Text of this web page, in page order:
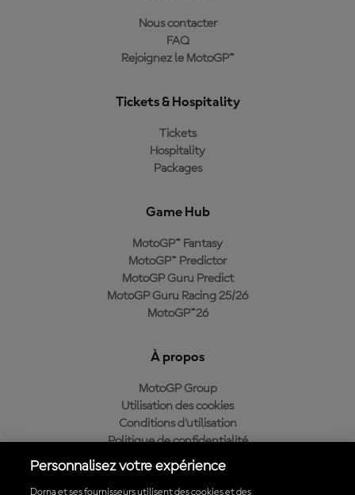
Nous contacter
FAQ
Rejoignez le MotoGP™
Tickets & Hospitality
Tickets
Hospitality
Packages
Game Hub
MotoGP™ Fantasy
MotoGP™ Predictor
MotoGP Guru Predict
MotoGP Guru Racing 25/26
MotoGP™26
À propos
MotoGP Group
Utilisation des cookies
Conditions d'utilisation
Politique de confidentialité
Politique d’achat
Personnalisez votre expérience
Dorna et ses fournisseurs utilisent des cookies et des